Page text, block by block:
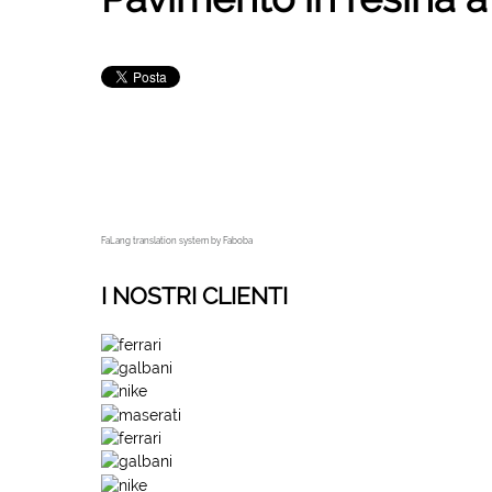
FaLang translation system by Faboba
I NOSTRI CLIENTI